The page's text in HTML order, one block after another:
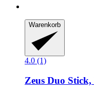
Warenkorb
4.0 (1)
Zeus Duo Stick,